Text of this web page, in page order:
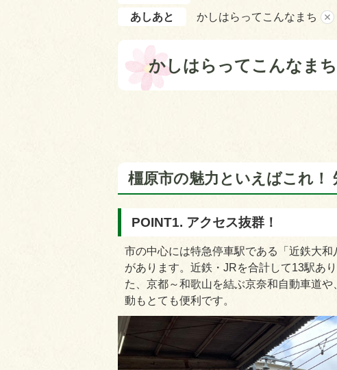
あしあと かしはらってこんなまち
かしはらってこんなまち
橿原市の魅力といえばこれ！
POINT1. アクセス抜群！
市の中心には特急停車駅である「近鉄大
があります。近鉄・JRを合計して13駅あ
た、京都～和歌山を結ぶ京奈和自動車道
動もとても便利です。